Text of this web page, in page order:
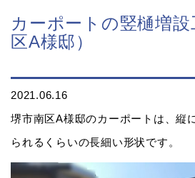
カーポートの竪樋増設
区A様邸）
2021.06.16
堺市南区A様邸のカーポートは、縦
られるくらいの長細い形状です。